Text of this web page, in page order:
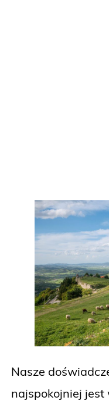
Nasze
najspokojniej jest